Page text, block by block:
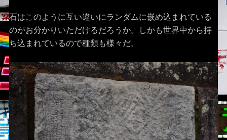
石はこのように互い違いにランダムに嵌め込まれている
のがお分かりいただけるだろうか。しかも世界中から持
ち込まれているので種類も様々だ。